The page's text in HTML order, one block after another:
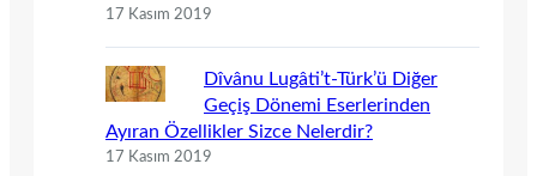
17 Kasım 2019
Dîvânu Lugâti’t-Türk’ü Diğer
Geçiş Dönemi Eserlerinden
Ayıran Özellikler Sizce Nelerdir?
17 Kasım 2019